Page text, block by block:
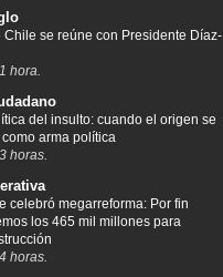
Chile se reúne con Presidente Díaz-
hora.
del insulto: cuando el origen se
arma política
horas.
celebró megarreforma: Por fin
los 465 mil millones para
horas.